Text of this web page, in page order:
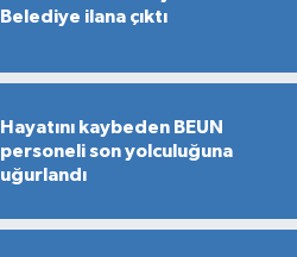
Belediye ilana çıktı
Hayatını kaybeden BEUN
personeli son yolculuğuna
uğurlandı